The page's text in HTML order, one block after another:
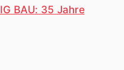
BAU: 35 Jahre